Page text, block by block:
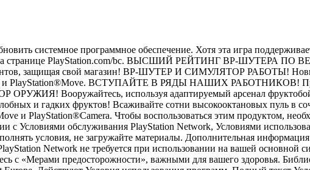
системное программное обеспечение. Хотя эта игра
на странице PlayStation.com/bc. ВЫСШИЙ РЕЙТИНГ ВР-ШУТЕРА ПО
защищая свой магазин! ВР-ШУТЕР И СИМУЛЯТОР РАБОТЫ!
и PlayStation®Move. ВСТУПАЙТЕ В РЯДЫ НАШИХ РАБОТНИКОВ!
Вооружайтесь, используя адаптируемый арсенал
фруктов! Всаживайте сотни высокооктановых пуль в
и PlayStation®Camera. Чтобы воспользоваться этим продуктом,
с Условиями обслуживания PlayStation Network, Условиями
условия, не загружайте материалы. Дополнительная
Network не требуется при использовании на вашей основной
с «Мерами предосторожности», важными для вашего здоровья.